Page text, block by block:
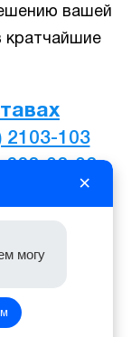
вашей
кратчайшие
2103-103
223-03-03
×
могу